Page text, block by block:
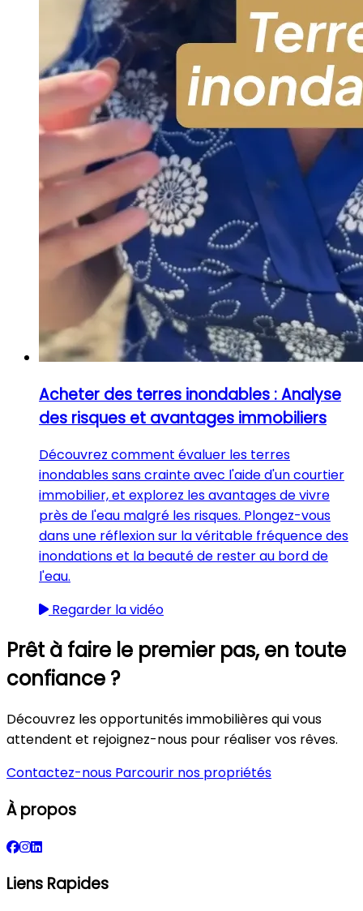
Acheter des terres inondables : Analyse
des risques et avantages immobiliers
Découvrez comment évaluer les terres
inondables sans crainte avec l'aide d'un courtier
immobilier, et explorez les avantages de vivre
près de l'eau malgré les risques. Plongez-vous
dans une réflexion sur la véritable fréquence des
inondations et la beauté de rester au bord de
l'eau.
Regarder la vidéo
Prêt à faire le premier pas, en toute
confiance ?
Découvrez les opportunités immobilières qui vous
attendent et rejoignez-nous pour réaliser vos rêves.
Contactez-nous Parcourir nos propriétés
À propos
Liens Rapides